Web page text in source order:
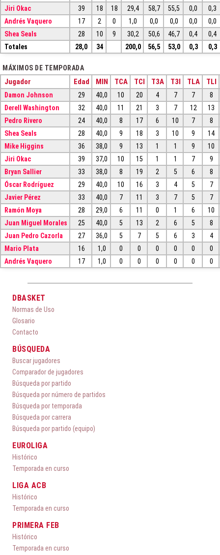
Jiri Okac
39 18 18 29,4 58,7 55,5 0,0
0,3
Andrés Vaquero
17 2 0 1,0 0,0 0,0 0,0
0,0
Shea Seals
28 10 9 30,2 50,6 46,7 0,4
0,4
Totales
28,0 34 200,0 56,5 53,0 0,3 0,3
MÁXIMOS DE TEMPORADA
Jugador Edad MIN TCA TCI T3A T3I TLA TLI
Damon Johnson 29 40,0 10 20 4 7 7
8
Derell Washington
32 40,0 11 21 3 7 12
13
Pedro Rivero
24 40,0 8 17 6 10 7
8
Shea Seals
28 40,0 9 18 3 10 9
14
Mike Higgins
36 38,0 9 13 1 1 9
10
Jiri Okac
39 37,0 10 15 1 1 7
9
Bryan Sallier
33 38,0 8 19 2 5 6
8
Óscar Rodríguez
29 40,0 10 16 3 4 5
7
Javier Pérez
33 40,0 7 11 3 7 5
7
Ramón Moya
28 29,0 6 11 0 1 6
10
Juan Miguel Morales
25 40,0 5 13 2 6 5
8
Juan Pedro Cazorla
27 36,0 5 7 5 6 3
4
Mario Plata
16 1,0 0 0 0 0 0
0
Andrés Vaquero
17 1,0 0 0 0 0 0 0
DBASKET
Normas de Uso
Glosario
Contacto
BÚSQUEDA
Buscar jugadores
Comparador de jugadores
Búsqueda por partido
Búsqueda por número de partidos
Búsqueda por temporada
Búsqueda por carrera
Búsqueda por partido (equipo)
EUROLIGA
Histórico
Temporada en curso
LIGA ACB
Histórico
Temporada en curso
PRIMERA FEB
Histórico
Temporada en curso